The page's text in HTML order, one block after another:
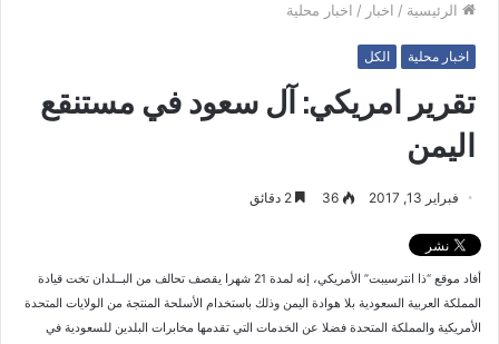
الرئيسية / اخبار / اخبار محلية
اخبار محلية الكل
تقرير امريكي: آل سعود في مستنقع
اليمن
فبراير 13, 2017 36
أفاد موقع “ذا انترسيبت” الأمريكي، إنه لمدة 21 شهرا يقصف تحالف من البــلدان تخت قيادة
المملكة العربية السعودية بلا هوادة اليمن وذلك باستخدام الأسلحة المنتجة من الولايات المتحدة
الأمريكية والمملكة المتحدة فضلا عن الخدمات التي تقدمها مخابرات البلدين للسعودية في